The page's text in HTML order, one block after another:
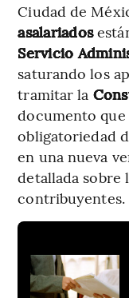
Ciudad de
asalariados
Servicio
saturando los
tramitar la
documento
obligatoriedad
en una nueva
detallada sobre
contribuyentes.